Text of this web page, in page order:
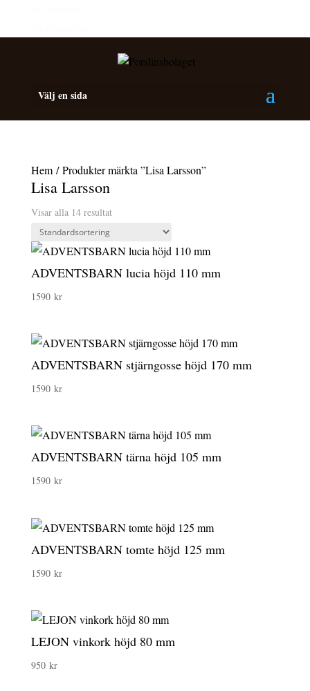
Välj en sida
Hem/ Produkter märkta ”Lisa Larsson”
Lisa Larsson
Visar alla 14 resultat
ADVENTSBARN lucia höjd 110 mm
1590 kr
ADVENTSBARN stjärngosse höjd 170 mm
1590 kr
ADVENTSBARN tärna höjd 105 mm
1590 kr
ADVENTSBARN tomte höjd 125 mm
1590 kr
LEJON vinkork höjd 80 mm
950 kr